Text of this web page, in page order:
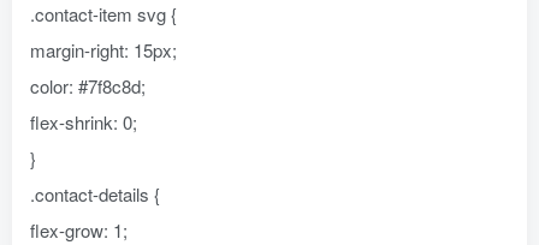
.contact-item svg {
margin-right: 15px;
color: #7f8c8d;
flex-shrink: 0;
}
.contact-details {
flex-grow: 1;